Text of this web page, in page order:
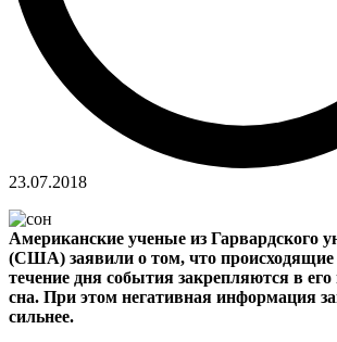
23.07.2018
Американские ученые из Гарвардского
(США) заявили о том, что происходящие
течение дня события закрепляются в
сна. При этом негативная информация
сильнее.